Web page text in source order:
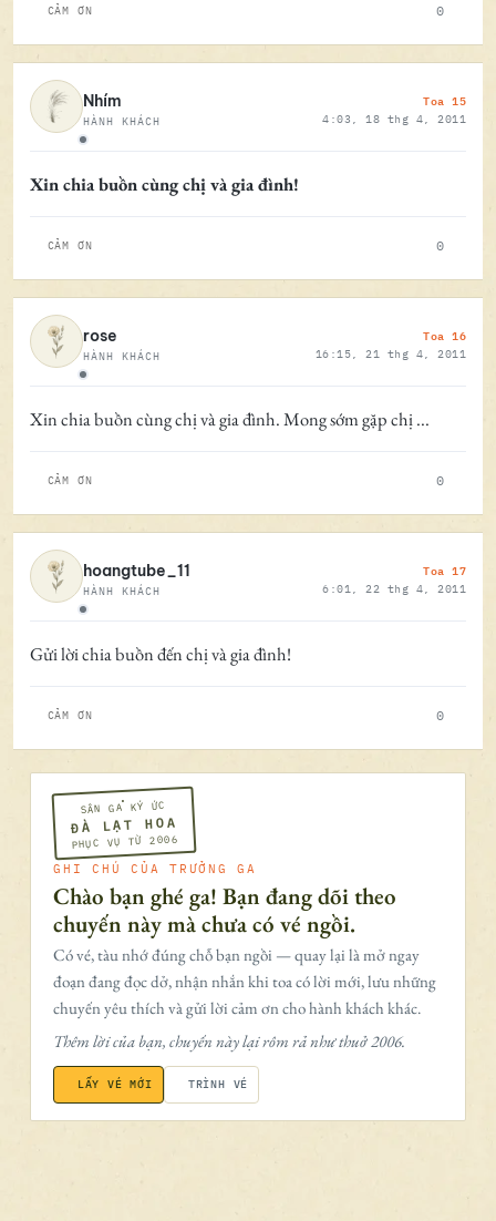
CẢM ƠN 0
Ngoại tuyến
Nhím
HÀNH KHÁCH
Toa 15
4:03, 18 thg 4, 2011
Xin chia buồn cùng chị và gia đình!
CẢM ƠN 0
Ngoại tuyến
rose
HÀNH KHÁCH
Toa 16
16:15, 21 thg 4, 2011
Xin chia buồn cùng chị và gia đình. Mong sớm gặp chị ...
CẢM ƠN 0
Ngoại tuyến
hoangtube_11
HÀNH KHÁCH
Toa 17
6:01, 22 thg 4, 2011
Gửi lời chia buồn đến chị và gia đình!
CẢM ƠN 0
SÂN GA KÝ ỨC
ĐÀ LẠT HOA
PHỤC VỤ TỪ 2006
GHI CHÚ CỦA TRƯỞNG GA
Chào bạn ghé ga! Bạn đang dõi theo
chuyến này mà chưa có vé ngồi.
Có vé, tàu nhớ đúng chỗ bạn ngồi — quay lại là mở ngay
đoạn đang đọc dở, nhận nhắn khi toa có lời mới, lưu những
chuyến yêu thích và gửi lời cảm ơn cho hành khách khác.
Thêm lời của bạn, chuyến này lại rôm rả như thuở 2006.
LẤY VÉ MỚI TRÌNH VÉ